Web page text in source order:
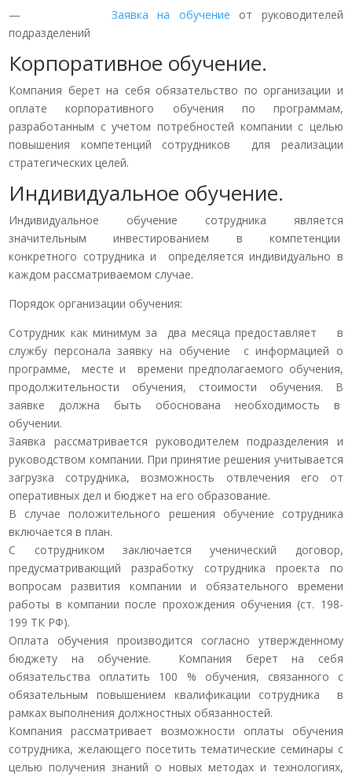
—
Заявка на обучение от руководителей
подразделений
Корпоративное обучение.
Компания берет на себя обязательство по организации и
оплате корпоративного обучения по программам,
разработанным с учетом потребностей компании с целью
повышения компетенций сотрудников для реализации
стратегических целей.
Индивидуальное обучение.
Индивидуальное обучение сотрудника является
значительным инвестированием в компетенции
конкретного сотрудника и определяется индивидуально в
каждом рассматриваемом случае.
Порядок организации обучения:
Сотрудник как минимум за два месяца предоставляет в
службу персонала заявку на обучение с информацией о
программе, месте и времени предполагаемого обучения,
продолжительности обучения, стоимости обучения. В
заявке должна быть обоснована необходимость в
обучении.
Заявка рассматривается руководителем подразделения и
руководством компании. При принятие решения учитывается
загрузка сотрудника, возможность отвлечения его от
оперативных дел и бюджет на его образование.
В случае положительного решения обучение сотрудника
включается в план.
С сотрудником заключается ученический договор,
предусматривающий разработку сотрудника проекта по
вопросам развития компании и обязательного времени
работы в компании после прохождения обучения (ст. 198-
199 ТК РФ).
Оплата обучения производится согласно утвержденному
бюджету на обучение. Компания берет на себя
обязательства оплатить 100 % обучения, связанного с
обязательным повышением квалификации сотрудника в
рамках выполнения должностных обязанностей.
Компания рассматривает возможности оплаты обучения
сотрудника, желающего посетить тематические семинары с
целью получения знаний о новых методах и технологиях,